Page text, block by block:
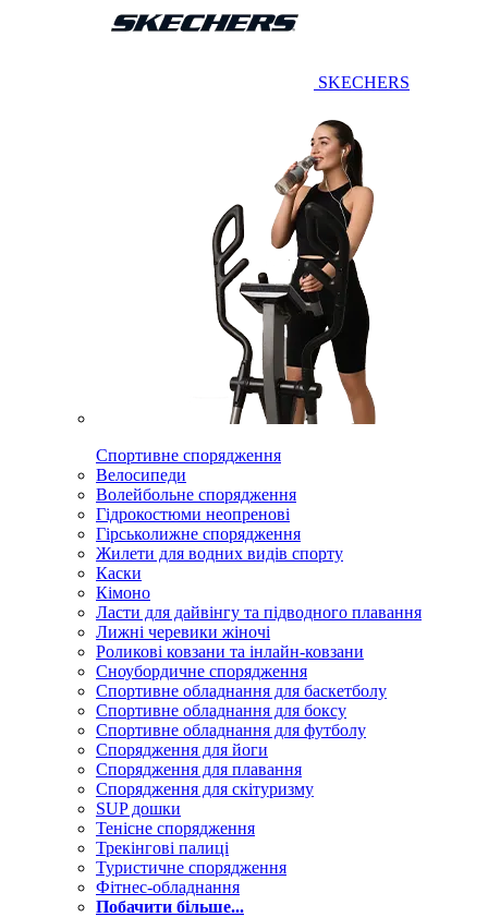
SKECHERS
Спортивне спорядження
Велосипеди
Волейбольне спорядження
Гідрокостюми неопренові
Гірськолижне спорядження
Жилети для водних видів спорту
Каски
Кімоно
Ласти для дайвінгу та підводного плавання
Лижні черевики жіночі
Роликові ковзани та інлайн-ковзани
Сноубордичне спорядження
Спортивне обладнання для баскетболу
Спортивне обладнання для боксу
Спортивне обладнання для футболу
Спорядження для йоги
Спорядження для плавання
Спорядження для скітуризму
SUP дошки
Тенісне спорядження
Трекінгові палиці
Туристичне спорядження
Фітнес-обладнання
Побачити більше...